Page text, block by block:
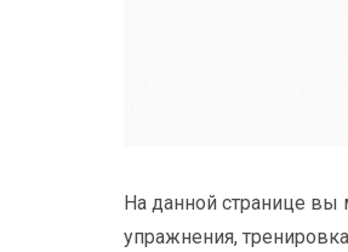
На данной странице вы
упражнения,